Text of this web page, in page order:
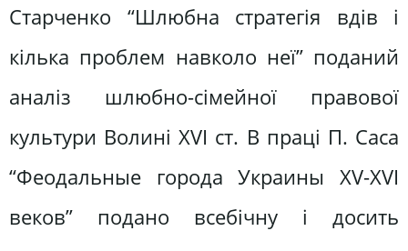
Старченко “Шлюбна стратегія вдів і
кілька проблем навколо неї” поданий
аналіз шлюбно-сімейної правової
культури Волині XVI ст. В праці П. Саса
“Феодальные города Украины XV-XVI
веков” подано всебічну і досить